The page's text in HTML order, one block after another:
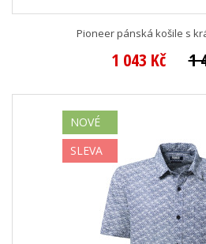
Pioneer pánská košile s
1 043 Kč 1
NOVÉ
SLEVA